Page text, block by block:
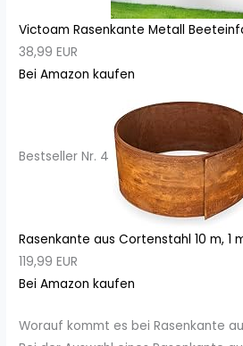
Victoam Rasenkante Metall
38,99 EUR
Bei Amazon kaufen
Bestseller Nr. 4
Rasenkante aus Cortenstahl 10 m, 1
119,99 EUR
Bei Amazon kaufen
Worauf kommt es bei Rasenkante